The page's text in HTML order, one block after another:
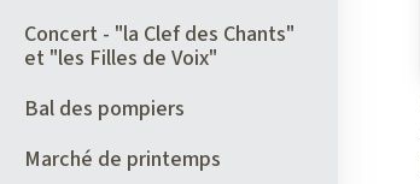
Concert - "la Clef des Chants"
et "les Filles de Voix"
Bal des pompiers
Marché de printemps